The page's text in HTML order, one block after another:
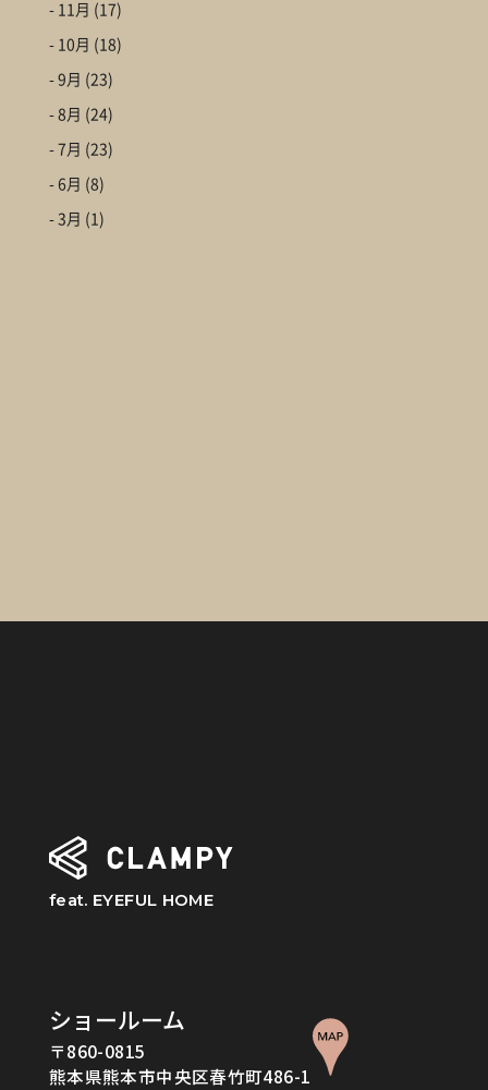
- 11月 (17)
- 10月 (18)
- 9月 (23)
- 8月 (24)
- 7月 (23)
- 6月 (8)
- 3月 (1)
feat. EYEFUL HOME
ショールーム
〒860-0815
熊本県熊本市中央区春竹町486-1